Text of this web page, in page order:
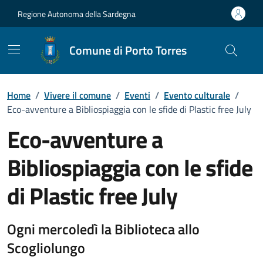
Regione Autonoma della Sardegna
Comune di Porto Torres
Home / Vivere il comune / Eventi / Evento culturale /
Eco-avventure a Bibliospiaggia con le sfide di Plastic free July
Eco-avventure a
Bibliospiaggia con le sfide
di Plastic free July
Dettaglio dell'evento
Ogni mercoledì la Biblioteca allo
Scogliolungo